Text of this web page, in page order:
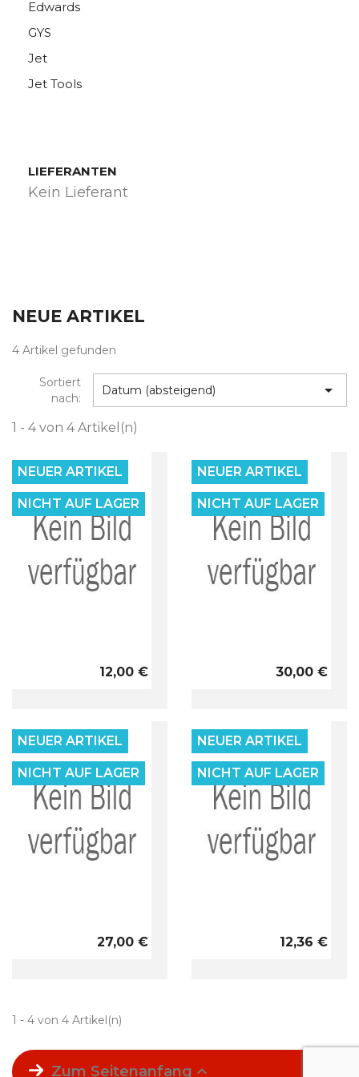
Mon compte
Mon Panier
Edwards
GYS
Jet
Jet Tools
LIEFERANTEN
Kein Lieferant
NEUE ARTIKEL
4 Artikel gefunden
Sortiert
nach:
Datum (absteigend) 
1 - 4 von 4 Artikel(n)
12,00 €
NEUER ARTIKEL
NICHT AUF LAGER
Vorschau 30,00 €
NEUER ARTIKEL
NICHT AUF LAGER
Vorschau
27,00 €
NEUER ARTIKEL
NICHT AUF LAGER
Vorschau 12,36 €
NEUER ARTIKEL
NICHT AUF LAGER
Vorschau
1 - 4 von 4 Artikel(n)
Zum Seitenanfang 